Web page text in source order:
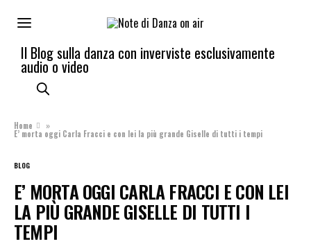
Il Blog sulla danza con inverviste esclusivamente
audio o video
Home »
E’ morta oggi Carla Fracci e con lei la più grande Giselle di tutti i tempi
BLOG
E’ MORTA OGGI CARLA FRACCI E CON LEI
LA PIÙ GRANDE GISELLE DI TUTTI I
TEMPI